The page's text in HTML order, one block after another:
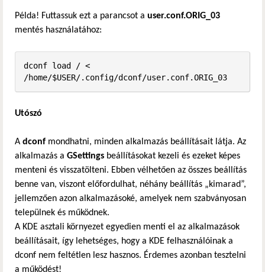
Példa! Futtassuk ezt a parancsot a user.conf.ORIG_03
mentés használatához:
dconf load / <
/home/$USER/.config/dconf/user.conf.ORIG_03
Utószó
A dconf mondhatni, minden alkalmazás beállításait látja. Az
alkalmazás a GSettings beállításokat kezeli és ezeket képes
menteni és visszatölteni. Ebben vélhetően az összes beállítás
benne van, viszont előfordulhat, néhány beállítás „kimarad”,
jellemzően azon alkalmazásoké, amelyek nem szabványosan
települnek és működnek.
A KDE asztali környezet egyedien menti el az alkalmazások
beállításait, így lehetséges, hogy a KDE felhasználóinak a
dconf nem feltétlen lesz hasznos. Érdemes azonban tesztelni
a működést!